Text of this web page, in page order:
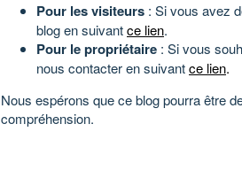
Pour les visiteurs : Si vous avez
blog en suivantce lien.
Pour le propriétaire : Si vous
nous contacter en suivantce lien.
Nous espérons que ce blog pourra être
compréhension.